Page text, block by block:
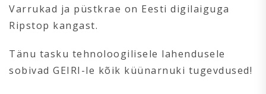
Varrukad ja püstkrae on Eesti digilaiguga
Ripstop kangast.
Tänu tasku tehnoloogilisele lahendusele
sobivad GEIRI-le kõik küünarnuki tugevdused!